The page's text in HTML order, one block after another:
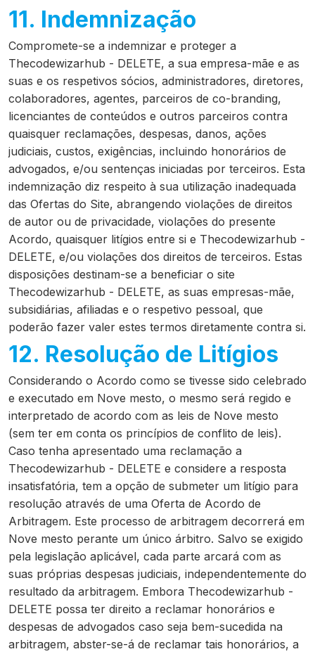
11. Indemnização
Compromete-se a indemnizar e proteger a
Thecodewizarhub - DELETE, a sua empresa-mãe e as
suas e os respetivos sócios, administradores, diretores,
colaboradores, agentes, parceiros de co-branding,
licenciantes de conteúdos e outros parceiros contra
quaisquer reclamações, despesas, danos, ações
judiciais, custos, exigências, incluindo honorários de
advogados, e/ou sentenças iniciadas por terceiros. Esta
indemnização diz respeito à sua utilização inadequada
das Ofertas do Site, abrangendo violações de direitos
de autor ou de privacidade, violações do presente
Acordo, quaisquer litígios entre si e Thecodewizarhub -
DELETE, e/ou violações dos direitos de terceiros. Estas
disposições destinam-se a beneficiar o site
Thecodewizarhub - DELETE, as suas empresas-mãe,
subsidiárias, afiliadas e o respetivo pessoal, que
poderão fazer valer estes termos diretamente contra si.
12. Resolução de Litígios
Considerando o Acordo como se tivesse sido celebrado
e executado em Nove mesto, o mesmo será regido e
interpretado de acordo com as leis de Nove mesto
(sem ter em conta os princípios de conflito de leis).
Caso tenha apresentado uma reclamação a
Thecodewizarhub - DELETE e considere a resposta
insatisfatória, tem a opção de submeter um litígio para
resolução através de uma Oferta de Acordo de
Arbitragem. Este processo de arbitragem decorrerá em
Nove mesto perante um único árbitro. Salvo se exigido
pela legislação aplicável, cada parte arcará com as
suas próprias despesas judiciais, independentemente do
resultado da arbitragem. Embora Thecodewizarhub -
DELETE possa ter direito a reclamar honorários e
despesas de advogados caso seja bem-sucedida na
arbitragem, abster-se-á de reclamar tais honorários, a